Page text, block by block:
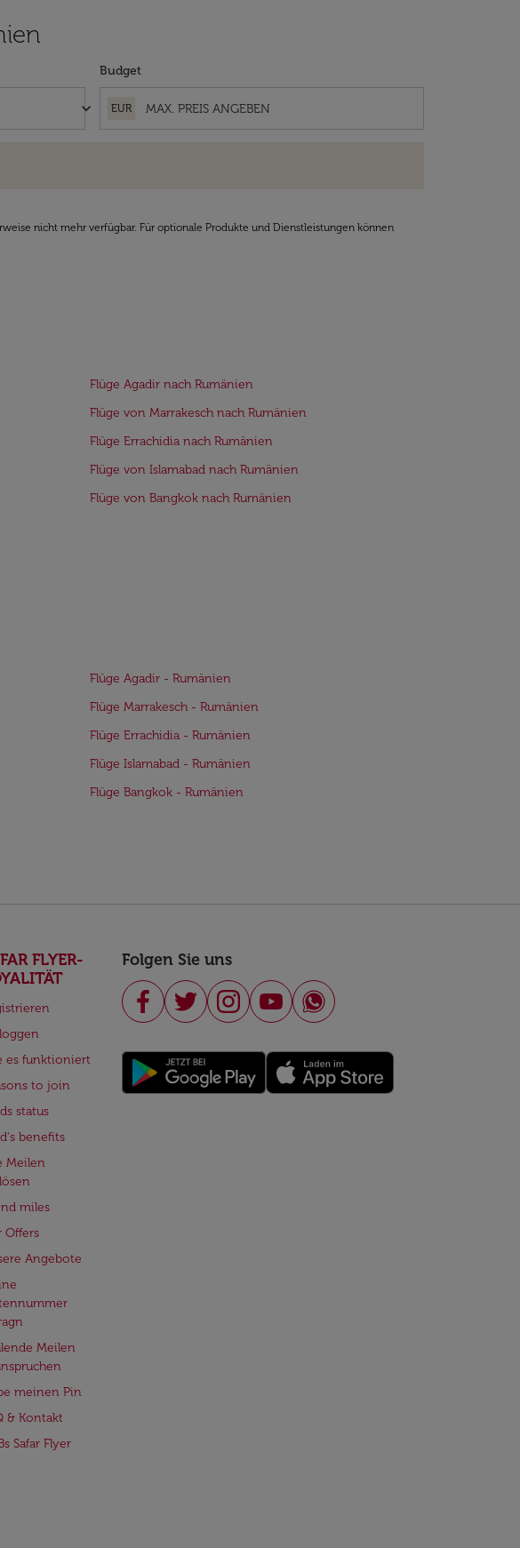
keyboard_arrow_down
Budget
EUR
nicht mehr verfügbar. Für optionale Produkte und Dienstleistungen können
Flüge Agadir nach Rumänien
Flüge von Marrakesch nach Rumänien
Flüge Errachidia nach Rumänien
Flüge von Islamabad nach Rumänien
Flüge von Bangkok nach Rumänien
Flüge Agadir - Rumänien
Flüge Marrakesch - Rumänien
Flüge Errachidia - Rumänien
Flüge Islamabad - Rumänien
Flüge Bangkok - Rumänien
FLYER-
es funktioniert
to join
status
benefits
Meilen
miles
Offers
Angebote
Meilen
meinen Pin
& Kontakt
Safar Flyer
Folgen Sie uns